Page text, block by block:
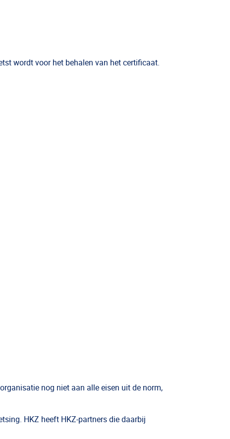
wordt voor het behalen van het certificaat.
nog niet aan alle eisen uit de norm,
HKZ heeft HKZ-partners die daarbij